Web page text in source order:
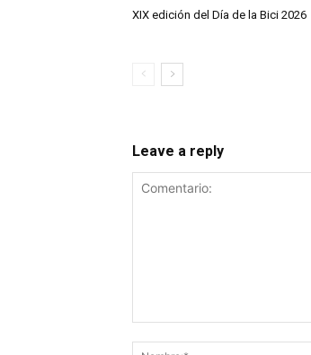
XIX edición del Día de la Bici 2026
Leave a reply